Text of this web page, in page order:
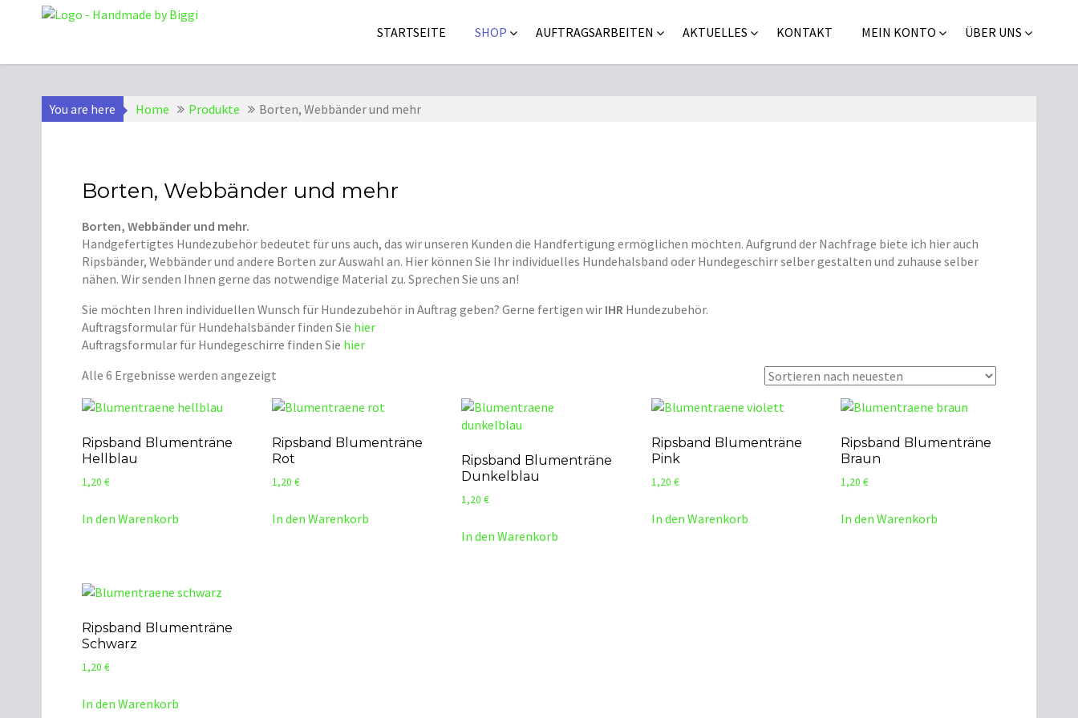
STARTSEITE SHOP AUFTRAGSARBEITEN AKTUELLES KONTAKT MEIN KONTO ÜBER UNS
You are here Home Produkte Borten, Webbänder und mehr
Borten, Webbänder und mehr
Borten, Webbänder und mehr.
Handgefertigtes Hundezubehör bedeutet für uns auch, das wir unseren Kunden die Handfertigung ermöglichen möchten. Aufgrund der Nachfrage biete ich hier auch
Ripsbänder, Webbänder und andere Borten zur Auswahl an. Hier können Sie Ihr individuelles Hundehalsband oder Hundegeschirr selber gestalten und zuhause selber
nähen. Wir senden Ihnen gerne das notwendige Material zu. Sprechen Sie uns an!
Sie möchten Ihren individuellen Wunsch für Hundezubehör in Auftrag geben? Gerne fertigen wir IHR Hundezubehör.
Auftragsformular für Hundehalsbänder finden Sie hier
Auftragsformular für Hundegeschirre finden Sie hier
Alle 6 Ergebnisse werden angezeigt
sortiert
Ripsband Blumenträne
Hellblau
1,20 €
In den Warenkorb
Ripsband Blumenträne
Rot
1,20 €
In den Warenkorb
Ripsband Blumenträne
Dunkelblau
1,20€
In den Warenkorb
Ripsband Blumenträne
Pink
1,20 €
In den Warenkorb
Ripsband Blumenträne
Braun
1,20€
In den Warenkorb
Ripsband Blumenträne
Schwarz
1,20 €
In den Warenkorb